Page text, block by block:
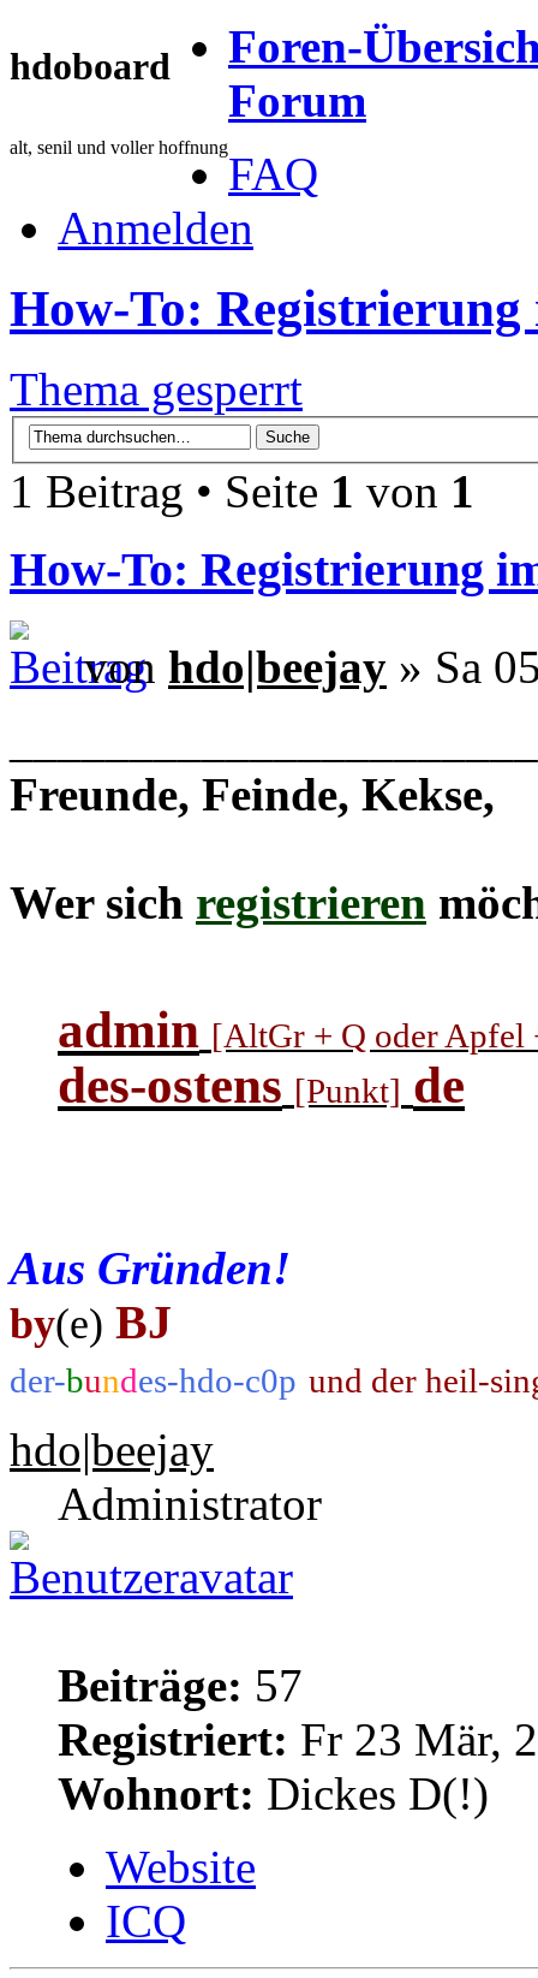
hdoboard
alt, senil und voller hoffnung
Foren-
Forum
FAQ
Anmelden
How-To:
Thema gesperrt
1 Beitrag • Seite 1 von 1
How-To: Registrierung
von hdo|beejay » Sa
Freunde, Feinde, Kekse,
Wer sich registrieren
admin [AltGr + Q oder Apfel
des-ostens [Punkt] de
Aus Gründen!
by(e) BJ
der-bundes-hdo-c0p und der heil-
hdo|beejay
Administrator
Beiträge: 57
Registriert: Fr 23 Mär,
Wohnort: Dickes D(!)
Website
ICQ